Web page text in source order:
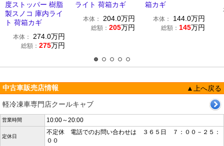
度ストッパー 樹脂
製スノコ 庫内ライ
ト 荷箱カギ
本体： 274.0万円
総額： 275万円
ライト 荷箱カギ
本体： 204.0万円
総額： 205万円
箱カギ
本体： 144.0万円
総額： 145万円
中古車販売店情報
▲上へ戻る
軽冷凍車専門店クールキャブ
営業時間 10:00～20:00
定休日
不定休 電話でのお問い合わせは ３６５日 ７：００－２５：
００